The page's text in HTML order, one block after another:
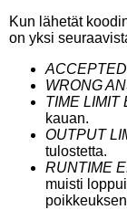
Kun lähetät
on yksi
ACCEPTED
WRONG
TIME LIMIT
kauan.
OUTPUT
tulostetta.
RUNTIME
muisti